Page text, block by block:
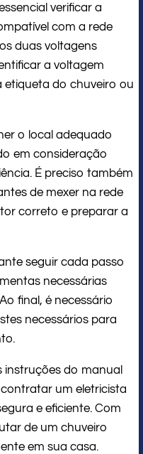
verificar a
com a rede
duas voltagens
a voltagem
etiqueta do chuveiro ou
o local adequado
em consideração
É preciso também
de mexer na rede
correto e preparar a
seguir cada passo
necessárias
final, é necessário
necessários para
instruções do manual
um eletricista
e eficiente. Com
de um chuveiro
em sua casa.